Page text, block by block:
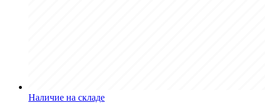
Наличие на складе